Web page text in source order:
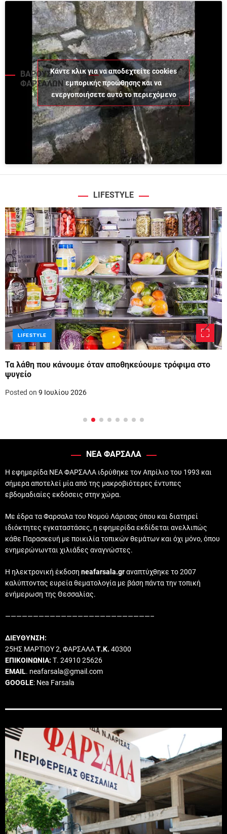
ΒΑΡΟΥΣΙ
ΦΑΡΣΑΛΩΝ
Κάντε κλικ για να αποδεχτείτε cookies
εμπορικής προώθησης και να
ενεργοποιήσετε αυτό το περιεχόμενο
LIFESTYLE
LIFESTYLE
Τα λάθη που κάνουμε όταν αποθηκεύουμε τρόφιμα στο
ψυγείο
Posted on 9 Ιουλίου 2026
ΝΕΑ ΦΑΡΣΑΛΑ
Η εφημερίδα ΝΕΑ ΦΑΡΣΑΛΑ ιδρύθηκε τον Απρίλιο του 1993 και
σήμερα αποτελεί μία από της μακροβιότερες έντυπες
εβδομαδιαίες εκδόσεις στην χώρα.
Με έδρα τα Φαρσαλα του Νομού Λάρισας όπου και διατηρεί
ιδιόκτητες εγκαταστάσες, η εφημερίδα εκδίδεται ανελλιπώς
κάθε Παρασκευή με ποικιλία τοπικών θεμάτων και όχι μόνο, όπου
ενημερώνωνται χιλιάδες αναγνώστες.
Η ηλεκτρονική έκδοση neafarsala.grαναπτύχθηκε το 2007
καλύπτοντας ευρεία θεματολογία με βάση πάντα την τοπική
ενήμερωση της Θεσσαλίας.
——————————————————————————–
ΔΙΕΥΘΥΝΣΗ:
25ΗΣ ΜΑΡΤΙΟΥ 2, ΦΑΡΣΑΛΑΤ.Κ. 40300
ΕΠΙΚΟΙΝΩΝΙΑ: Τ. 24910 25626
EMAIL. neafarsala@gmail.com
GOOGLE: Nea Farsala